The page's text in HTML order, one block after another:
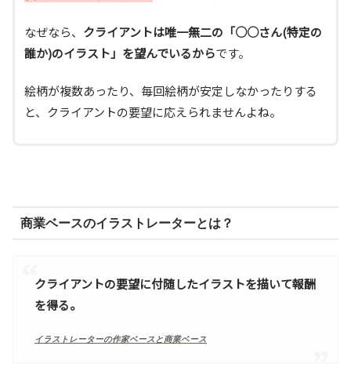
なぜなら、 クライアントは唯一無二の「○○さん(特定の
誰か)のイラスト」を望んでいるからです。
絵柄が複数あったり、毎回絵柄が安定しなかったりする
と、クライアントの要望に応えられませんよね。
商業ベースのイラストレーターとは？
クライアントの要望に付随したイラストを描いて報酬
を得る。
イラストレーターの作家ベースと商業ベース